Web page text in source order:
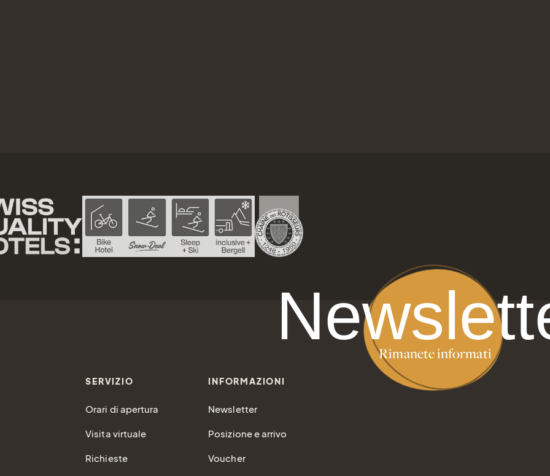
Rimanete informati
SERVIZIO
Orari di apertura
Visita virtuale
Richieste
INFORMAZIONI
Newsletter
Posizione e arrivo
Voucher